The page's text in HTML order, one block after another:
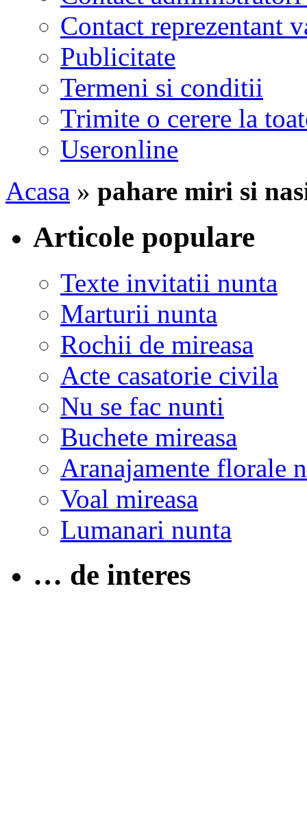
Contact reprezentant
Publicitate
Termeni si conditii
Trimite o cerere la
Useronline
Acasa » pahare miri si
Articole populare
Texte invitatii nunta
Marturii nunta
Rochii de mireasa
Acte casatorie civila
Nu se fac nunti
Buchete mireasa
Aranajamente florale
Voal mireasa
Lumanari nunta
… de interes